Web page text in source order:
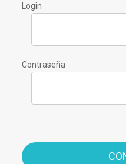
Login
Contraseña